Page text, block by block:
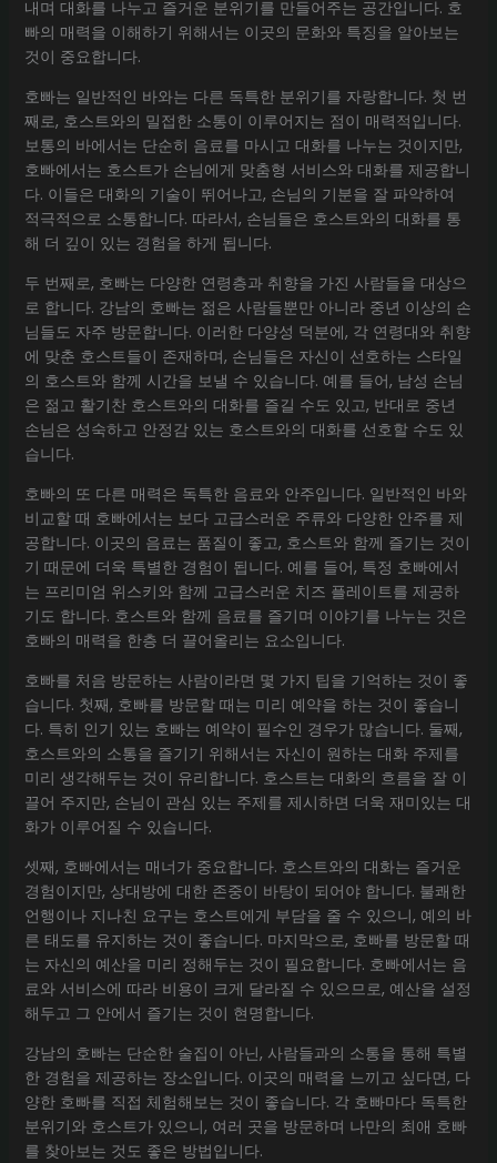
내며 대화를 나누고 즐거운 분위기를 만들어주는 공간입니다. 호
빠의 매력을 이해하기 위해서는 이곳의 문화와 특징을 알아보는
것이 중요합니다.
호빠는 일반적인 바와는 다른 독특한 분위기를 자랑합니다. 첫 번
째로, 호스트와의 밀접한 소통이 이루어지는 점이 매력적입니다.
보통의 바에서는 단순히 음료를 마시고 대화를 나누는 것이지만,
호빠에서는 호스트가 손님에게 맞춤형 서비스와 대화를 제공합니
다. 이들은 대화의 기술이 뛰어나고, 손님의 기분을 잘 파악하여
적극적으로 소통합니다. 따라서, 손님들은 호스트와의 대화를 통
해 더 깊이 있는 경험을 하게 됩니다.
두 번째로, 호빠는 다양한 연령층과 취향을 가진 사람들을 대상으
로 합니다. 강남의 호빠는 젊은 사람들뿐만 아니라 중년 이상의 손
님들도 자주 방문합니다. 이러한 다양성 덕분에, 각 연령대와 취향
에 맞춘 호스트들이 존재하며, 손님들은 자신이 선호하는 스타일
의 호스트와 함께 시간을 보낼 수 있습니다. 예를 들어, 남성 손님
은 젊고 활기찬 호스트와의 대화를 즐길 수도 있고, 반대로 중년
손님은 성숙하고 안정감 있는 호스트와의 대화를 선호할 수도 있
습니다.
호빠의 또 다른 매력은 독특한 음료와 안주입니다. 일반적인 바와
비교할 때 호빠에서는 보다 고급스러운 주류와 다양한 안주를 제
공합니다. 이곳의 음료는 품질이 좋고, 호스트와 함께 즐기는 것이
기 때문에 더욱 특별한 경험이 됩니다. 예를 들어, 특정 호빠에서
는 프리미엄 위스키와 함께 고급스러운 치즈 플레이트를 제공하
기도 합니다. 호스트와 함께 음료를 즐기며 이야기를 나누는 것은
호빠의 매력을 한층 더 끌어올리는 요소입니다.
호빠를 처음 방문하는 사람이라면 몇 가지 팁을 기억하는 것이 좋
습니다. 첫째, 호빠를 방문할 때는 미리 예약을 하는 것이 좋습니
다. 특히 인기 있는 호빠는 예약이 필수인 경우가 많습니다. 둘째,
호스트와의 소통을 즐기기 위해서는 자신이 원하는 대화 주제를
미리 생각해두는 것이 유리합니다. 호스트는 대화의 흐름을 잘 이
끌어 주지만, 손님이 관심 있는 주제를 제시하면 더욱 재미있는 대
화가 이루어질 수 있습니다.
셋째, 호빠에서는 매너가 중요합니다. 호스트와의 대화는 즐거운
경험이지만, 상대방에 대한 존중이 바탕이 되어야 합니다. 불쾌한
언행이나 지나친 요구는 호스트에게 부담을 줄 수 있으니, 예의 바
른 태도를 유지하는 것이 좋습니다. 마지막으로, 호빠를 방문할 때
는 자신의 예산을 미리 정해두는 것이 필요합니다. 호빠에서는 음
료와 서비스에 따라 비용이 크게 달라질 수 있으므로, 예산을 설정
해두고 그 안에서 즐기는 것이 현명합니다.
강남의 호빠는 단순한 술집이 아닌, 사람들과의 소통을 통해 특별
한 경험을 제공하는 장소입니다. 이곳의 매력을 느끼고 싶다면, 다
양한 호빠를 직접 체험해보는 것이 좋습니다. 각 호빠마다 독특한
분위기와 호스트가 있으니, 여러 곳을 방문하며 나만의 최애 호빠
를 찾아보는 것도 좋은 방법입니다.